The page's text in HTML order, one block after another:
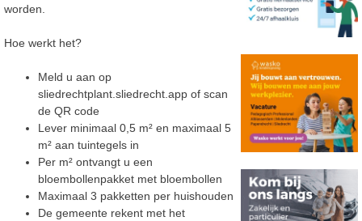
worden.
Hoe werkt het?
Meld u aan op
sliedrechtplant.sliedrecht.app of scan
de QR code
Lever minimaal 0,5 m² en maximaal 5
m² aan tuintegels in
Per m² ontvangt u een
bloembollenpakket met bloembollen
Maximaal 3 pakketten per huishouden
De gemeente rekent met het